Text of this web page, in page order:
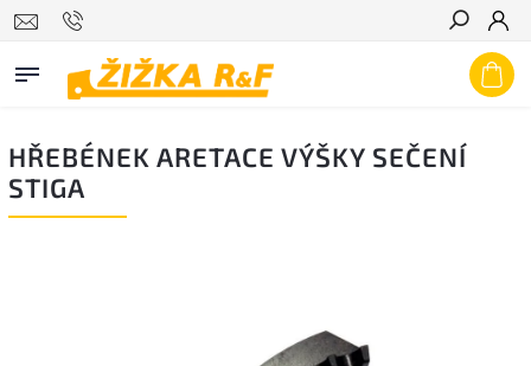
Hledat
HŘEBÉNEK ARETACE VÝŠKY SEČENÍ
STIGA